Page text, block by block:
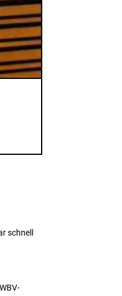
schnell